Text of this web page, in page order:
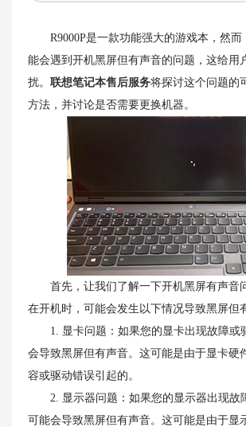
R9000P是一款功能强大的游戏本，然而
能会遇到开机黑屏但有声音的问题，这给用
扰。 联想笔记本售后服务将探讨这个问题的
方法，并讨论是否需要更换机器。
首先，让我们了解一下开机黑屏有声音问
在开机时，可能会发生以下情况导致黑屏但
1. 显卡问题：如果您的显卡出现故障或
会导致黑屏但有声音。这可能是由于显卡硬
容或驱动错误引起的。
2. 显示器问题：如果您的显示器出现故
可能会导致黑屏但有声音。这可能是由于显